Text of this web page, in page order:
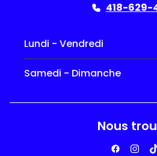
418-629-
Lundi - Vendredi
Samedi - Dimanche
Nous